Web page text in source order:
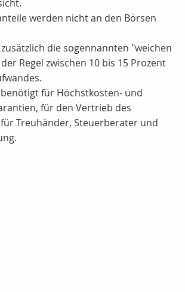
werden nicht an den Börsen
die sogennannten "weichen
Regel zwischen 10 bis 15 Prozent
für Höchstkosten- und
für den Vertrieb des
Treuhänder, Steuerberater und